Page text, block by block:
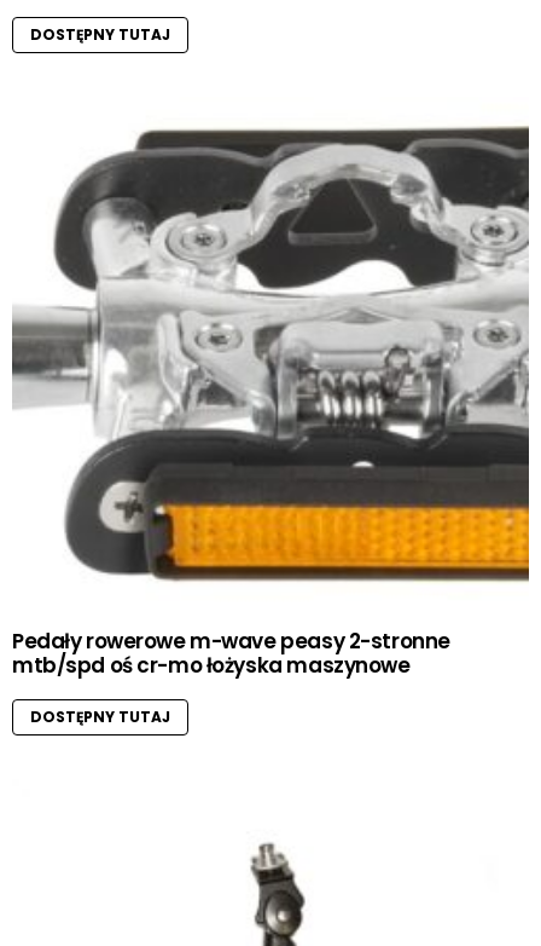
DOSTĘPNY TUTAJ
Pedały rowerowe m-wave peasy 2-stronne
mtb/spd oś cr-mo łożyska maszynowe
DOSTĘPNY TUTAJ